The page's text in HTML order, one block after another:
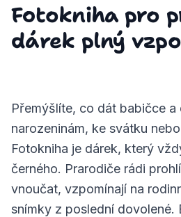
Fotokniha pro
dárek plný
Přemýšlíte, co dát babičce
narozeninám, ke svátku
Fotokniha je dárek, který
černého. Prarodiče rádi
vnoučat, vzpomínají na
snímky z poslední dovolené.